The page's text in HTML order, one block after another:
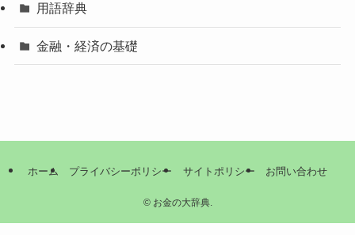
用語辞典
金融・経済の基礎
ホーム プライバシーポリシー サイトポリシー お問い合わせ
©お金の大辞典.